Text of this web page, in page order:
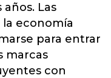
Las
la economía
para entrar
marcas
con